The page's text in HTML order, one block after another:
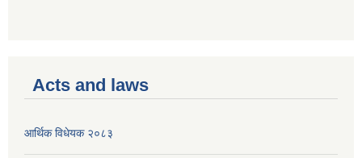
Acts and laws
आर्थिक विधेयक २०८३